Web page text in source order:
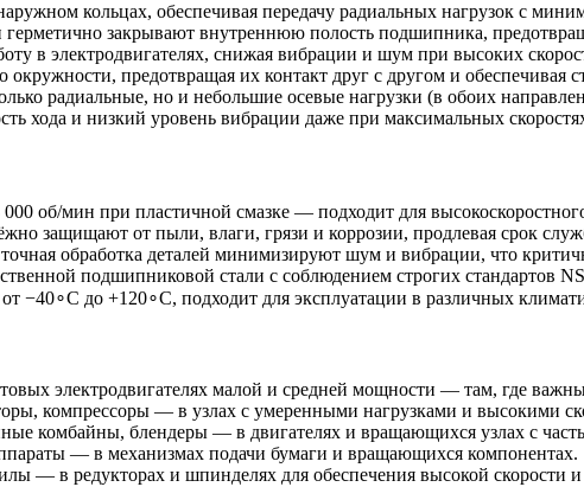
кольцах, обеспечивая передачу радиальных нагрузок с
закрывают внутреннюю полость подшипника,
в электродвигателях, снижая вибрации и шум при высоких
предотвращая их контакт друг с другом и обеспечивая
радиальные, но и небольшие осевые нагрузки (в обоих
хода и низкий уровень вибрации даже при максимальных
об/мин при пластичной смазке — подходит для
защищают от пыли, влаги, грязи и коррозии, продлевая срок
обработка деталей минимизируют шум и вибрации, что
подшипниковой стали с соблюдением строгих стандартов
−40∘C до +120∘C, подходит для эксплуатации в различных
электродвигателях малой и средней мощности — там, где
компрессоры — в узлах с умеренными нагрузками и высокими
комбайны, блендеры — в двигателях и вращающихся узлах с
— в механизмах подачи бумаги и вращающихся компонентах.
— в редукторах и шпинделях для обеспечения высокой скорости